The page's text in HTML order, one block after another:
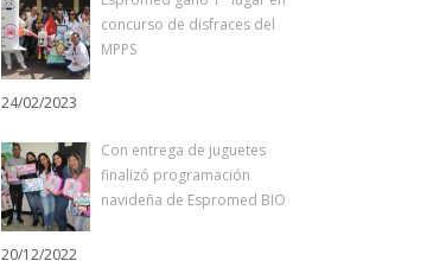
concurso de disfraces del
MPPS
24/02/2023
Con entrega de juguetes
finalizó programación
navideña de Espromed BIO
20/12/2022